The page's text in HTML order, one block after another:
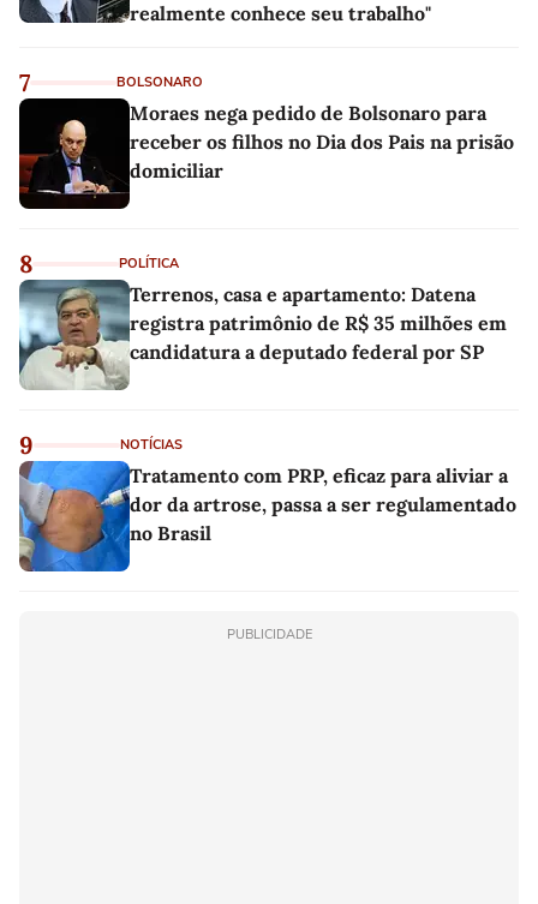
realmente conhece seu trabalho"
7 BOLSONARO
Moraes nega pedido de Bolsonaro para
receber os filhos no Dia dos Pais na prisão
domiciliar
8 POLÍTICA
Terrenos, casa e apartamento: Datena
registra patrimônio de R$ 35 milhões em
candidatura a deputado federal por SP
9 NOTÍCIAS
Tratamento com PRP, eficaz para aliviar a
dor da artrose, passa a ser regulamentado
no Brasil
PUBLICIDADE